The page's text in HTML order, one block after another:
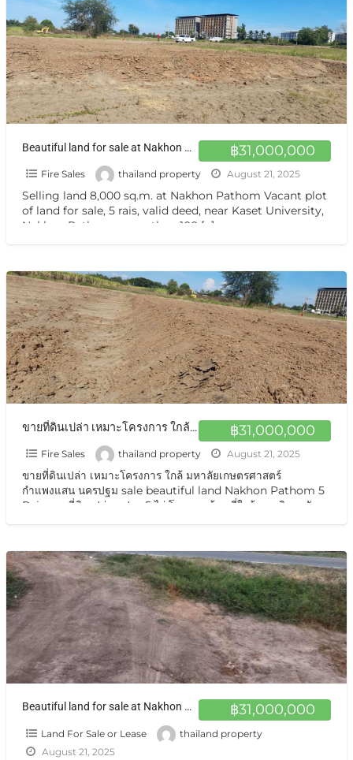
฿31,000,000
Beautiful land for sale at Nakhon Pathom ขายที่ดินเปล่า ถมแล้ว แปลงสวยมาก นครปฐม
Fire Sales thailand property August 21, 2025
Selling land 8,000 sq.m. at Nakhon Pathom Vacant plot
of land for sale, 5 rais, valid deed, near Kaset University,
Nakhon Pathom, more than 100 […]
฿31,000,000
ขายที่ดินเปล่า เหมาะโครงการ ใกล้ มหาลัยเกษตรศาสตร์ กำแพงแสน นครปฐม sale beautiful land Nakhon Pathom 5 Rais
Fire Sales thailand property August 21, 2025
ขายที่ดินเปล่า เหมาะโครงการ ใกล้ มหาลัยเกษตรศาสตร์
กำแพงแสน นครปฐม sale beautiful land Nakhon Pathom 5
Rais ขายที่ดินเปล่า แปลง 5 ไร่ โฉนดถูกต้อง ที่ใกล้ มหาวิทยาลัย
฿31,000,000
Beautiful land for sale at Nakhon Pathom ที่ดินสวยมากก เหมาะทำที่พัก หรือหอพักนักศึกษา หรืออื่นๆ
Land For Sale or Lease
thailand property
August 21, 2025